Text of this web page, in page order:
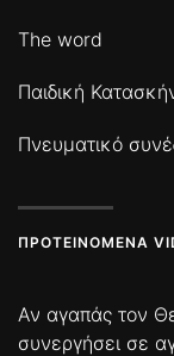
The word
Παιδική
Πνευματικό
ΠΡΟΤΕΙΝΌΜΕΝΑ
Αν αγαπάς τον
συνεργήσει σε